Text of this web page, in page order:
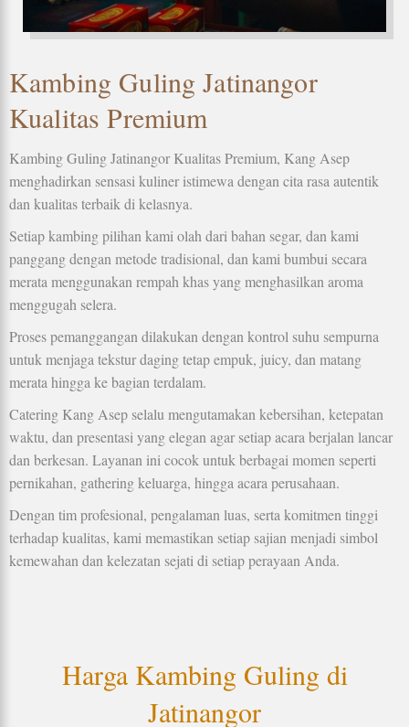
Kambing Guling Jatinangor
Kualitas Premium
Kambing Guling Jatinangor Kualitas Premium, Kang Asep
menghadirkan sensasi kuliner istimewa dengan cita rasa autentik
dan kualitas terbaik di kelasnya.
Setiap kambing pilihan kami olah dari bahan segar, dan kami
panggang dengan metode tradisional, dan kami bumbui secara
merata menggunakan rempah khas yang menghasilkan aroma
menggugah selera.
Proses pemanggangan dilakukan dengan kontrol suhu sempurna
untuk menjaga tekstur daging tetap empuk, juicy, dan matang
merata hingga ke bagian terdalam.
Catering Kang Asep selalu mengutamakan kebersihan, ketepatan
waktu, dan presentasi yang elegan agar setiap acara berjalan lancar
dan berkesan. Layanan ini cocok untuk berbagai momen seperti
pernikahan, gathering keluarga, hingga acara perusahaan.
Dengan tim profesional, pengalaman luas, serta komitmen tinggi
terhadap kualitas, kami memastikan setiap sajian menjadi simbol
kemewahan dan kelezatan sejati di setiap perayaan Anda.
Harga Kambing Guling di
Jatinangor